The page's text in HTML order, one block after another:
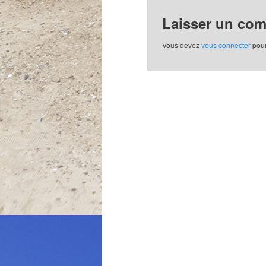
Laisser un
Vous devezvous connecter